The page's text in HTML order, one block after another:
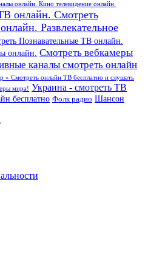
онлайн. Кино телевидение онлайн.
онлайн. Смотреть
Развлекательное
Познавательные ТВ онлайн.
онлайн. Смотреть вебкамеры
каналы смотреть онлайн
» Смотреть онлайн ТВ бесплатно и слушать
мира! Украина - смотреть ТВ
бесплатно Фолк радио Шансон